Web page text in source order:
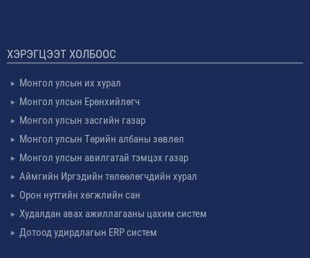
ХЭРЭГЦЭЭТ ХОЛБООС
Монгол улсын их хурал
Монгол улсын Ерөнхийлөгч
Монгол улсын засгийн газар
Монгол улсын Төрийн албаны зөвлөл
Монгол улсын авилгатай тэмцэх газар
Аймгийн Иргэдийн төлөөлөгчдийн хурал
Орон нутгийн хөгжлийн сан
Худалдан авах ажиллагааны цахим систем
Дотоод удирдлагын ERP систем